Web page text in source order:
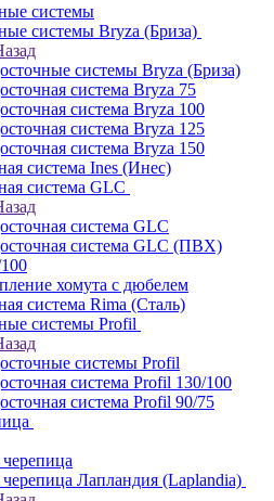
системы
системы Bryza (Бриза)
системы Bryza (Бриза)
система Bryza 75
система Bryza 100
система Bryza 125
система Bryza 150
система Ines (Инес)
система GLC
система GLC
система GLC (ПВХ)
хомута с дюбелем
система Rima (Сталь)
системы Profil
системы Profil
система Profil 130/100
система Profil 90/75
Лапландия (Laplandia)